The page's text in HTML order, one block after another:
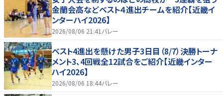
金蘭会高などベスト４進出チームを紹介【近畿イ
ンターハイ2026】
2026/08/06 21:41 バレー
ベスト4進出を懸けた男子3日目（8/7）決勝トーナ
メント3、4回戦全12試合をご紹介【近畿インター
ハイ2026】
2026/08/06 18:44バレー